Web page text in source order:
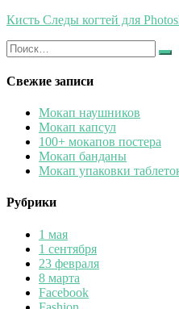
Кисть Следы когтей для
Искать:
Свежие записи
Мокап наушников
Мокап капсул
100+ мокапов постера
Мокап банданы
Мокап упаковки
Рубрики
1 мая
1 сентября
23 февраля
8 марта
Facebook